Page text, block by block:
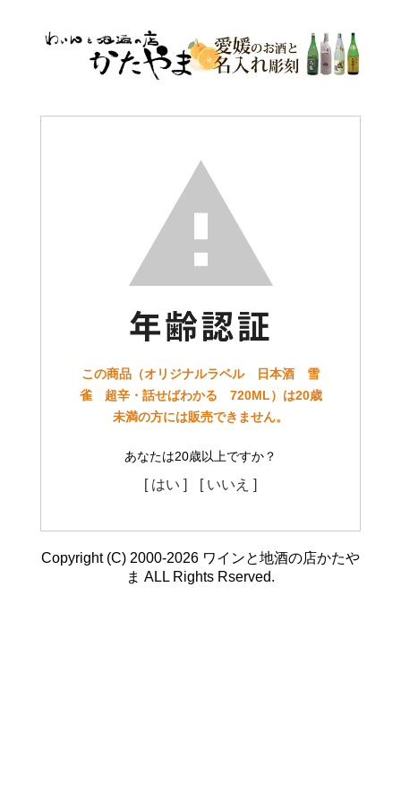
この商品（オリジナルラベル 日本酒 雪
雀 超辛・話せばわかる 720ML）は20歳
未満の方には販売できません。
あなたは20歳以上ですか？
[ はい ] [ いいえ ]
Copyright (C) 2000-2026 ワインと地酒の店かたや
ま ALL Rights Rserved.